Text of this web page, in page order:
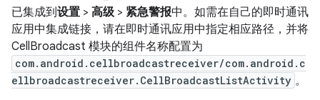
已集成到设置 > 高级 > 紧急警报中。如需在自己的即时通讯
应用中集成链接，请在即时通讯应用中指定相应路径，并将
CellBroadcast 模块的组件名称配置为
com.android.cellbroadcastreceiver/com.android.c
ellbroadcastreceiver.CellBroadcastListActivity 。